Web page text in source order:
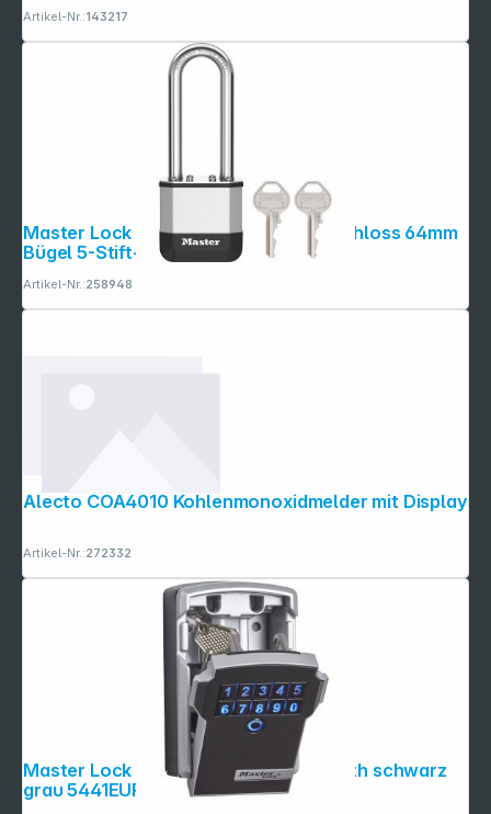
Artikel-Nr.:143217
Master Lock Elite 45mm Vorhänge- schloss 64mm
Bügel 5-Stift-Zyl.
Artikel-Nr.:258948
Alecto COA4010 Kohlenmonoxidmelder mit Display
Artikel-Nr.:272332
Master Lock Schlüsseltresor Bluetooth schwarz
grau 5441EURD
Copyright © 2001 - 2026 dexxIT. Alle Rechte vorbehalten.